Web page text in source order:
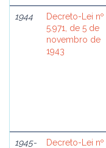
1944
Decreto-Lei nº
5.971, de 5 de
novembro de
1943
1945-
Decreto-Lei nº